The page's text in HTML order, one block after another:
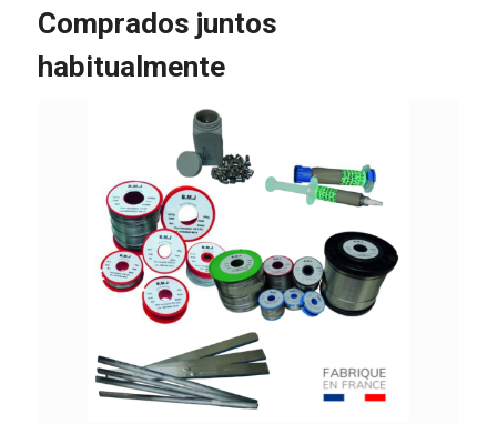
Comprados juntos
habitualmente